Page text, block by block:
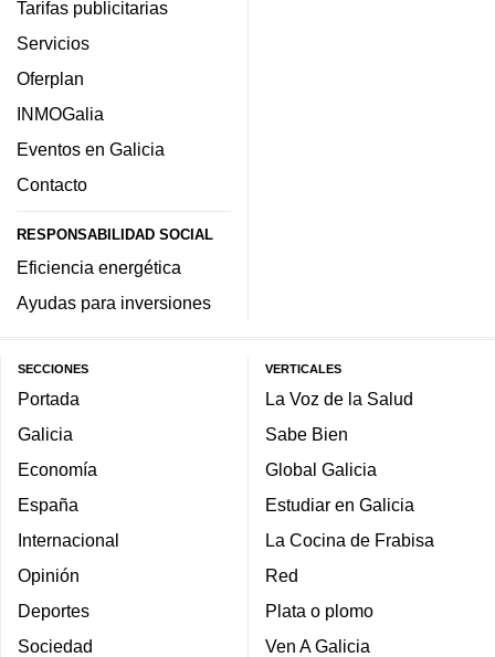
Tarifas publicitarias
Servicios
Oferplan
INMOGalia
Eventos en Galicia
Contacto
RESPONSABILIDAD SOCIAL
Eficiencia energética
Ayudas para inversiones
SECCIONES
Portada
Galicia
Economía
España
Internacional
Opinión
Deportes
Sociedad
VERTICALES
La Voz de la Salud
Sabe Bien
Global Galicia
Estudiar en Galicia
La Cocina de Frabisa
Red
Plata o plomo
Ven A Galicia